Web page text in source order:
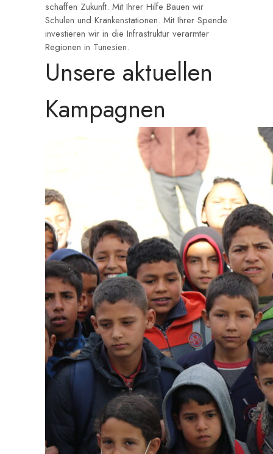
schaffen Zukunft. Mit Ihrer Hilfe Bauen wir
Schulen und Krankenstationen. Mit Ihrer Spende
investieren wir in die Infrastruktur verarmter
Regionen in Tunesien.
Unsere aktuellen
Kampagnen